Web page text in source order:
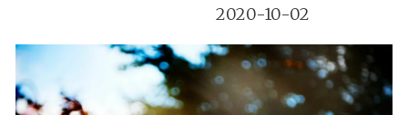
2020-10-02